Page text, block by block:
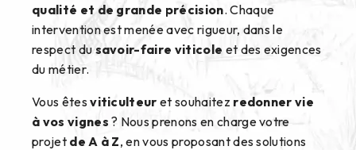
qualité et de grande précision. Chaque
intervention est menée avec rigueur, dans le
respect du savoir-faire viticole et des exigences
du métier.
Vous êtesviticulteur et souhaitez redonner vie
à vos vignes ? Nous prenons en charge votre
projet de A à Z, en vous proposant des solutions